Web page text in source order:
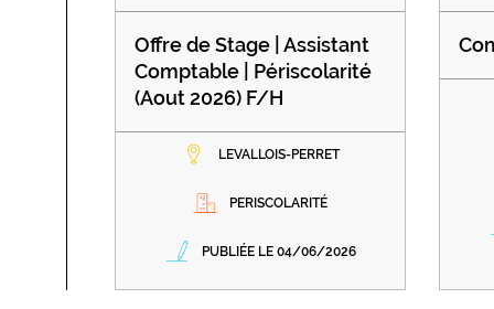
Offre de Stage | Assistant
Comptable | Périscolarité
(Aout 2026) F/H
LEVALLOIS-PERRET
PERISCOLARITÉ
PUBLIÉE LE 04/06/2026